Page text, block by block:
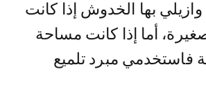
بها الخدوش إذا كانت
أما إذا كانت مساحة
فاستخدمي مبرد تلميع